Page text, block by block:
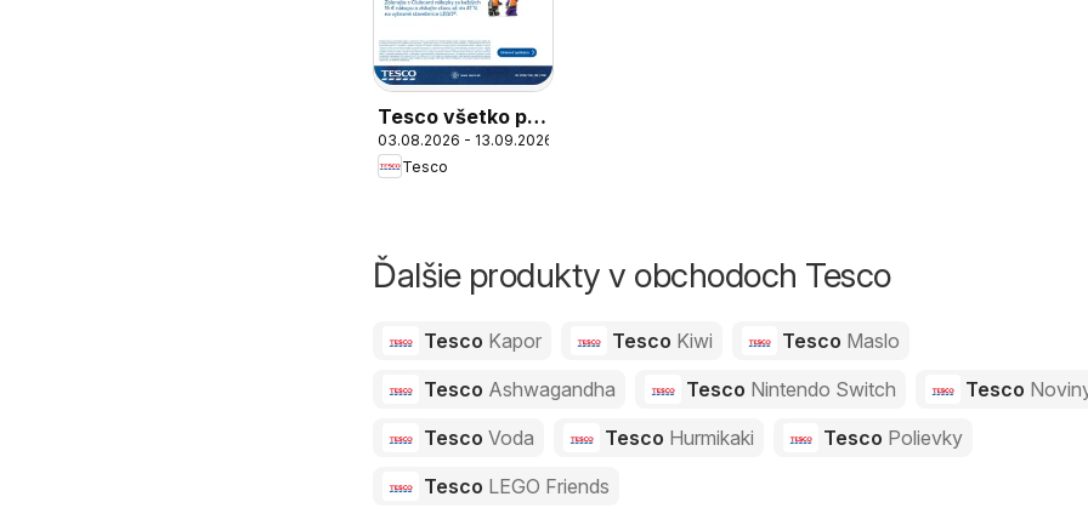
Tesco všetko pre
vášho školáka
03.08.2026 - 13.09.2026
Tesco
Ďalšie produkty v obchodoch Tesco
Tesco Kapor Tesco Kiwi Tesco Maslo
Tesco Ashwagandha Tesco Nintendo Switch Tesco
Tesco Voda Tesco Hurmikaki Tesco Polievky
Tesco LEGO Friends